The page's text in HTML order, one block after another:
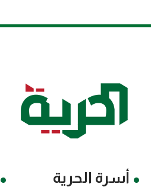
أسرة الحرية